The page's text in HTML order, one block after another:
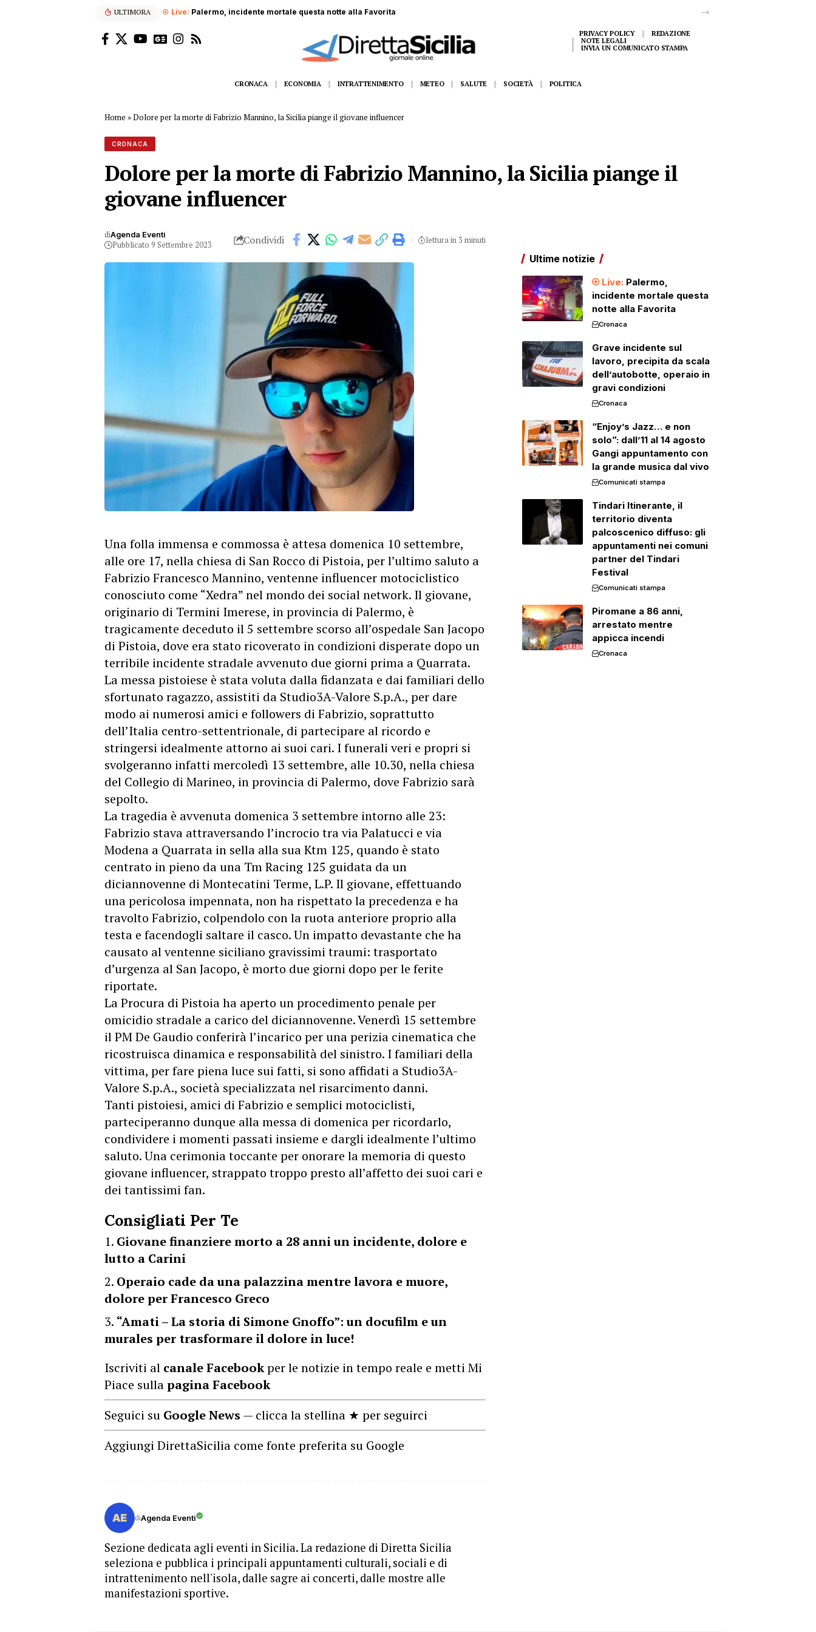
ULTIMORA Grave incidente sul lavoro, precipita da scala dell’autobotte, operaio in gravi condizioni
PRIVACY POLICY
REDAZIONE
NOTE LEGALI
INVIA UN COMUNICATO STAMPA
CRONACA ECONOMIA INTRATTENIMENTO METEO SALUTE SOCIETÀ POLITICA
Home »Dolore per la morte di Fabrizio Mannino, la Sicilia piange il giovane influencer
CRONACA
Dolore per la morte di Fabrizio Mannino, la Sicilia piange il
giovane influencer
diAgenda Eventi
Pubblicato 9 Settembre 2023 Condividi lettura in 3 minuti
Una folla immensa e commossa è attesa domenica 10 settembre,
alle ore 17, nella chiesa di San Rocco di Pistoia, per l’ultimo saluto a
Fabrizio Francesco Mannino, ventenne influencer motociclistico
conosciuto come “Xedra” nel mondo dei social network. Il giovane,
originario di Termini Imerese, in provincia di Palermo, è
tragicamente deceduto il 5 settembre scorso all’ospedale San Jacopo
di Pistoia, dove era stato ricoverato in condizioni disperate dopo un
terribile incidente stradale avvenuto due giorni prima a Quarrata.
La messa pistoiese è stata voluta dalla fidanzata e dai familiari dello
sfortunato ragazzo, assistiti da Studio3A-Valore S.p.A., per dare
modo ai numerosi amici e followers di Fabrizio, soprattutto
dell’Italia centro-settentrionale, di partecipare al ricordo e
stringersi idealmente attorno ai suoi cari. I funerali veri e propri si
svolgeranno infatti mercoledì 13 settembre, alle 10.30, nella chiesa
del Collegio di Marineo, in provincia di Palermo, dove Fabrizio sarà
sepolto.
La tragedia è avvenuta domenica 3 settembre intorno alle 23:
Fabrizio stava attraversando l’incrocio tra via Palatucci e via
Modena a Quarrata in sella alla sua Ktm 125, quando è stato
centrato in pieno da una Tm Racing 125 guidata da un
diciannovenne di Montecatini Terme, L.P. Il giovane, effettuando
una pericolosa impennata, non ha rispettato la precedenza e ha
travolto Fabrizio, colpendolo con la ruota anteriore proprio alla
testa e facendogli saltare il casco. Un impatto devastante che ha
causato al ventenne siciliano gravissimi traumi: trasportato
d’urgenza al San Jacopo, è morto due giorni dopo per le ferite
riportate.
La Procura di Pistoia ha aperto un procedimento penale per
omicidio stradale a carico del diciannovenne. Venerdì 15 settembre
il PM De Gaudio conferirà l’incarico per una perizia cinematica che
ricostruisca dinamica e responsabilità del sinistro. I familiari della
vittima, per fare piena luce sui fatti, si sono affidati a Studio3A-
Valore S.p.A., società specializzata nel risarcimento danni.
Tanti pistoiesi, amici di Fabrizio e semplici motociclisti,
parteciperanno dunque alla messa di domenica per ricordarlo,
condividere i momenti passati insieme e dargli idealmente l’ultimo
saluto. Una cerimonia toccante per onorare la memoria di questo
giovane influencer, strappato troppo presto all’affetto dei suoi cari e
dei tantissimi fan.
Consigliati Per Te
Giovane finanziere morto a 28 anni un incidente, dolore e
lutto a Carini
Operaio cade da una palazzina mentre lavora e muore,
dolore per Francesco Greco
“Amati – La storia di Simone Gnoffo”: un docufilm e un
murales per trasformare il dolore in luce!
Iscriviti al canale Facebookper le notizie in tempo reale e metti Mi
Piace sullapagina Facebook
Seguici su Google News — clicca la stellina ★ per seguirci
Aggiungi DirettaSicilia come fonte preferita su Google
diAgenda Eventi
Sezione dedicata agli eventi in Sicilia. La redazione di Diretta Sicilia
seleziona e pubblica i principali appuntamenti culturali, sociali e di
intrattenimento nell'isola, dalle sagre ai concerti, dalle mostre alle
manifestazioni sportive.
Ultime notizie
Palermo,
incidente mortale questa
notte alla Favorita
Cronaca
Grave incidente sul
lavoro, precipita da scala
dell’autobotte, operaio in
gravi condizioni
Cronaca
“Enjoy’s Jazz… e non
solo”: dall’11 al 14 agosto
Gangi appuntamento con
la grande musica dal vivo
Comunicati stampa
Tindari Itinerante, il
territorio diventa
palcoscenico diffuso: gli
appuntamenti nei comuni
partner del Tindari
Festival
Comunicati stampa
Piromane a 86 anni,
arrestato mentre
appicca incendi
Cronaca